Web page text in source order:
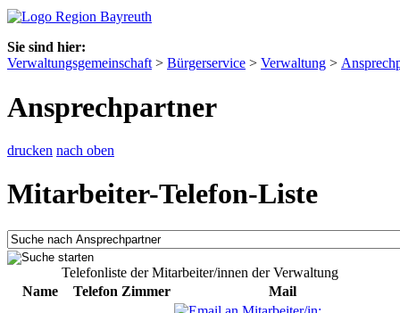
Sie sind hier:
Verwaltungsgemeinschaft > Bürgerservice > Verwaltung >
Ansprechpartner
drucken nach oben
Mitarbeiter-Telefon-Liste
Telefonliste der Mitarbeiter/innen der Verwaltung
Name
Telefon Zimmer Mail